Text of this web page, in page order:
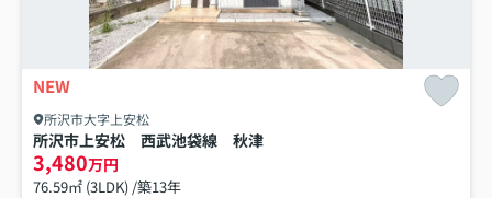
NEW
所沢市大字上安松
所沢市上安松 西武池袋線 秋津
3,480万円
76.59㎡ (3LDK) /築13年